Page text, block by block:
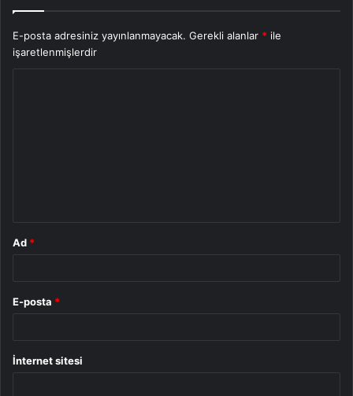
E-posta adresiniz yayınlanmayacak. Gerekli alanlar * ile
işaretlenmişlerdir
Ad *
E-posta *
İnternet sitesi